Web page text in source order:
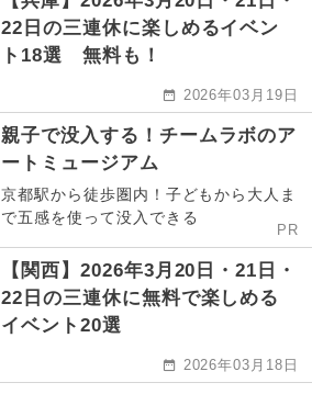
22日の三連休に楽しめるイベン
ト18選 無料も！
2026年03月19日
親子で没入する！チームラボのア
ートミュージアム
京都駅から徒歩圏内！子どもから大人ま
で五感を使って没入できる
PR
【関西】2026年3月20日・21日・
22日の三連休に無料で楽しめる
イベント20選
2026年03月18日